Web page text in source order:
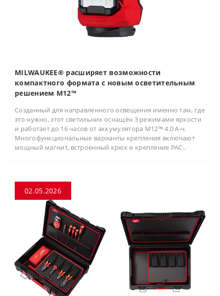
MILWAUKEE® расширяет возможности
компактного формата с новым осветительным
решением M12™
Созданный для направленного освещения именно там, где
это нужно, этот светильник оснащён 3 режимами яркости
и работает до 16 часов от аккумулятора M12™ 4.0 А·ч.
Многофункциональные варианты крепления включают
мощный магнит, встроенный крюк и крепление PAC..
02.05.2026